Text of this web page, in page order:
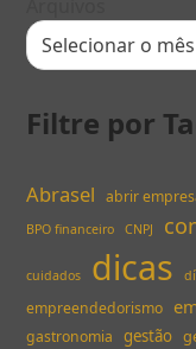
Filtre por
Abrasel abrir
BPO financeiro CNPJ
cuidados dicas
empreendedorismo
gastronomia
gestão